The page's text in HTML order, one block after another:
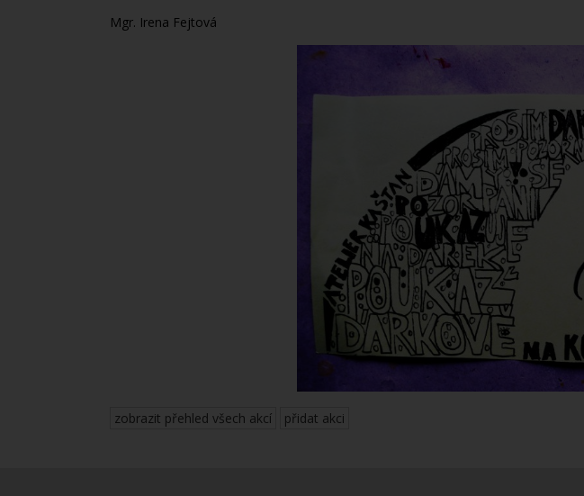
Mgr. Irena Fejtová
zobrazit přehled všech akcí přidat akci